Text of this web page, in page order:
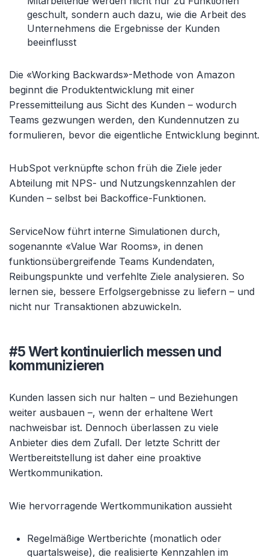
geschult, sondern auch dazu, wie die Arbeit des
Unternehmens die Ergebnisse der Kunden
beeinflusst
Die «Working Backwards»-Methode von Amazon
beginnt die Produktentwicklung mit einer
Pressemitteilung aus Sicht des Kunden – wodurch
Teams gezwungen werden, den Kundennutzen zu
formulieren, bevor die eigentliche Entwicklung beginnt.
HubSpot verknüpfte schon früh die Ziele jeder
Abteilung mit NPS- und Nutzungskennzahlen der
Kunden – selbst bei Backoffice-Funktionen.
ServiceNow führt interne Simulationen durch,
sogenannte «Value War Rooms», in denen
funktionsübergreifende Teams Kundendaten,
Reibungspunkte und verfehlte Ziele analysieren. So
lernen sie, bessere Erfolgsergebnisse zu liefern – und
nicht nur Transaktionen abzuwickeln.
#5 Wert kontinuierlich messen und
kommunizieren
Kunden lassen sich nur halten – und Beziehungen
weiter ausbauen –, wenn der erhaltene Wert
nachweisbar ist. Dennoch überlassen zu viele
Anbieter dies dem Zufall. Der letzte Schritt der
Wertbereitstellung ist daher eine proaktive
Wertkommunikation.
Wie hervorragende Wertkommunikation aussieht
Regelmäßige Wertberichte (monatlich oder
quartalsweise), die realisierte Kennzahlen im